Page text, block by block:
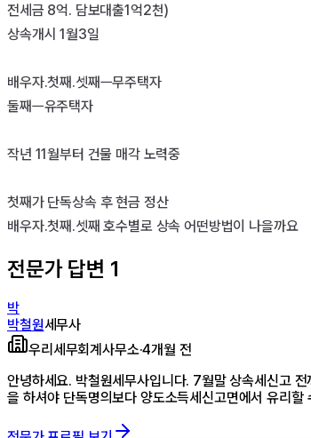
전세금 8억. 담보대출1억2천)
상속개시 1월3일
배우자.첫째.셋째ㅡ무주택자
둘째ㅡ유주택자
작년 11월부터 건물 매각 노력중
첫째가 단독상속 후 현금 정산
배우자.첫째.셋째 호수별로 상속 어떤방법이 나을까요
전문가 답변 1
박
박철원세무사
우리세무회계사무소·4개월 전
안녕하세요. 박철원세무사입니다. 7월말 상속세신고
을 하셔야 단독명의보다 양도소득세신고면에서 유리할